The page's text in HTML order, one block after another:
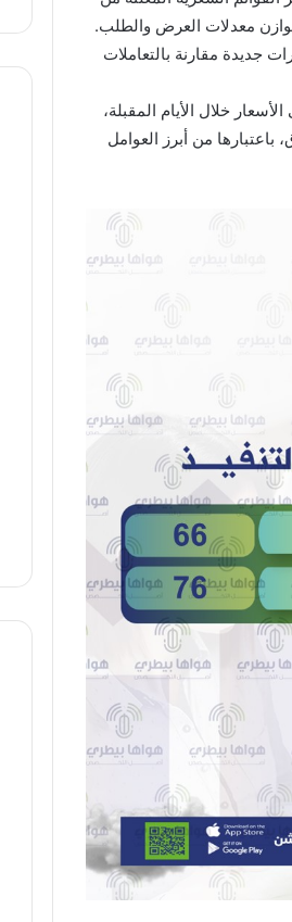
معدلات العرض والطلب.
جديدة مقارنة بالتعاملات
خلال الأيام المقبلة،
من أبرز العوامل